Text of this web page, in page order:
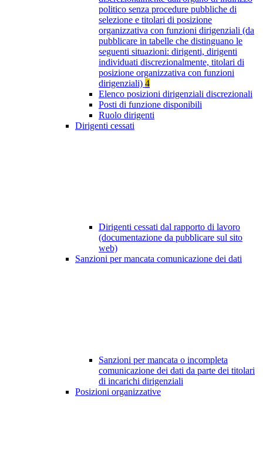
politico senza procedure pubbliche di
selezione e titolari di posizione
organizzativa con funzioni dirigenziali (da
pubblicare in tabelle che distinguano le
seguenti situazioni: dirigenti, dirigenti
individuati discrezionalmente, titolari di
posizione organizzativa con funzioni
dirigenziali) 4
Elenco posizioni dirigenziali discrezionali
Posti di funzione disponibili
Ruolo dirigenti
Dirigenti cessati
Dirigenti cessati dal rapporto di lavoro
(documentazione da pubblicare sul sito
web)
Sanzioni per mancata comunicazione dei dati
Sanzioni per mancata o incompleta
comunicazione dei dati da parte dei titolari
di incarichi dirigenziali
Posizioni organizzative